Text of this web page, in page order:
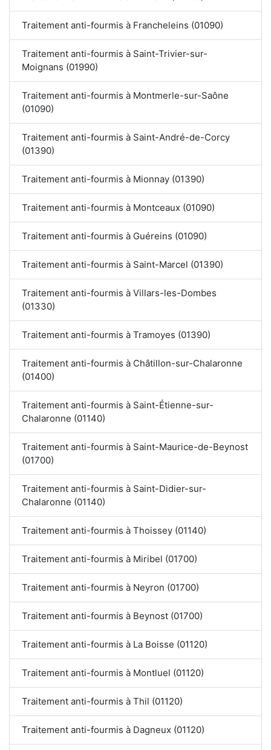
Traitement anti-fourmis à Francheleins (01090)
Traitement anti-fourmis à Saint-Trivier-sur-
Moignans (01990)
Traitement anti-fourmis à Montmerle-sur-Saône
(01090)
Traitement anti-fourmis à Saint-André-de-Corcy
(01390)
Traitement anti-fourmis à Mionnay (01390)
Traitement anti-fourmis à Montceaux (01090)
Traitement anti-fourmis à Guéreins (01090)
Traitement anti-fourmis à Saint-Marcel (01390)
Traitement anti-fourmis à Villars-les-Dombes
(01330)
Traitement anti-fourmis à Tramoyes (01390)
Traitement anti-fourmis à Châtillon-sur-Chalaronne
(01400)
Traitement anti-fourmis à Saint-Étienne-sur-
Chalaronne (01140)
Traitement anti-fourmis à Saint-Maurice-de-Beynost
(01700)
Traitement anti-fourmis à Saint-Didier-sur-
Chalaronne (01140)
Traitement anti-fourmis à Thoissey (01140)
Traitement anti-fourmis à Miribel (01700)
Traitement anti-fourmis à Neyron (01700)
Traitement anti-fourmis à Beynost (01700)
Traitement anti-fourmis à La Boisse (01120)
Traitement anti-fourmis à Montluel (01120)
Traitement anti-fourmis à Thil (01120)
Traitement anti-fourmis à Dagneux (01120)